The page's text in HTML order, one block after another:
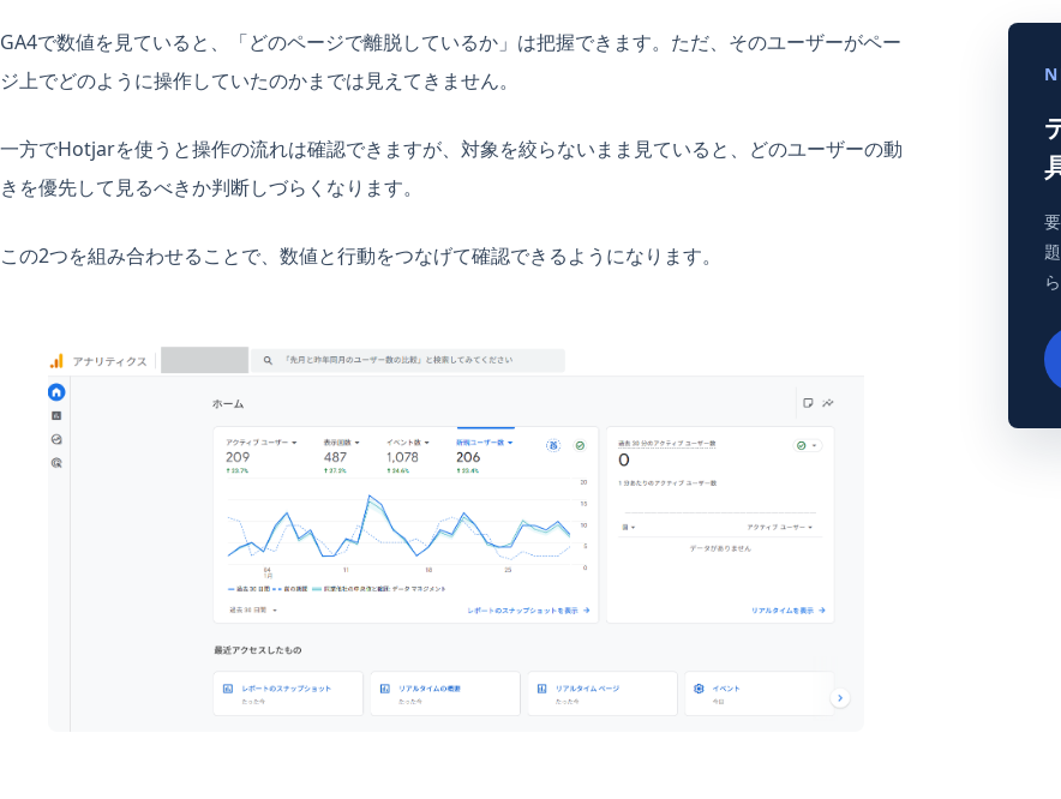
GA4で数値を見ていると、「どのページで離脱しているか」は把握できます。ただ、そのユーザーがペー
ジ上でどのように操作していたのかまでは見えてきません。
一方でHotjarを使うと操作の流れは確認できますが、対象を絞らないまま見ていると、どのユーザーの動
きを優先して見るべきか判断しづらくなります。
この2つを組み合わせることで、数値と行動をつなげて確認できるようになります。